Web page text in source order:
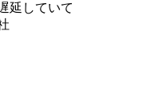
延していて